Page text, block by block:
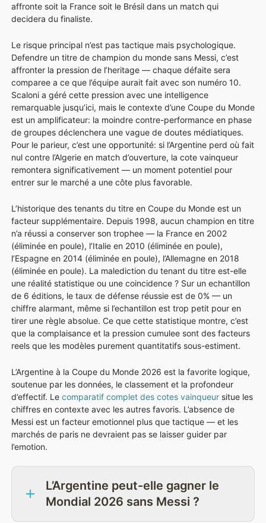
affronte soit la France soit le Brésil dans un match qui
decidera du finaliste.
Le risque principal n’est pas tactique mais psychologique.
Defendre un titre de champion du monde sans Messi, c’est
affronter la pression de l’heritage — chaque défaite sera
comparee a ce que l’équipe aurait fait avec son numéro 10.
Scaloni a géré cette pression avec une intelligence
remarquable jusqu’ici, mais le contexte d’une Coupe du Monde
est un amplificateur: la moindre contre-performance en phase
de groupes déclenchera une vague de doutes médiatiques.
Pour le parieur, c’est une opportunité: si l’Argentine perd où fait
nul contre l’Algerie en match d’ouverture, la cote vainqueur
remontera significativement — un moment potentiel pour
entrer sur le marché a une côte plus favorable.
L’historique des tenants du titre en Coupe du Monde est un
facteur supplémentaire. Depuis 1998, aucun champion en titre
n’a réussi a conserver son trophee — la France en 2002
(éliminée en poule), l’Italie en 2010 (éliminée en poule),
l’Espagne en 2014 (éliminée en poule), l’Allemagne en 2018
(éliminée en poule). La malediction du tenant du titre est-elle
une réalité statistique ou une coincidence ? Sur un echantillon
de 6 éditions, le taux de défense réussie est de 0% — un
chiffre alarmant, même si l’echantillon est trop petit pour en
tirer une règle absolue. Ce que cette statistique montre, c’est
que la complaisance et la pression cumulee sont des facteurs
reels que les modèles purement quantitatifs sous-estiment.
L’Argentine à la Coupe du Monde 2026 est la favorite logique,
soutenue par les données, le classement et la profondeur
d’effectif. Le comparatif complet des cotes vainqueur situe les
chiffres en contexte avec les autres favoris. L’absence de
Messi est un facteur emotionnel plus que tactique — et les
marchés de paris ne devraient pas se laisser guider par
l’emotion.
L’Argentine peut-elle gagner le
Mondial 2026 sans Messi ?